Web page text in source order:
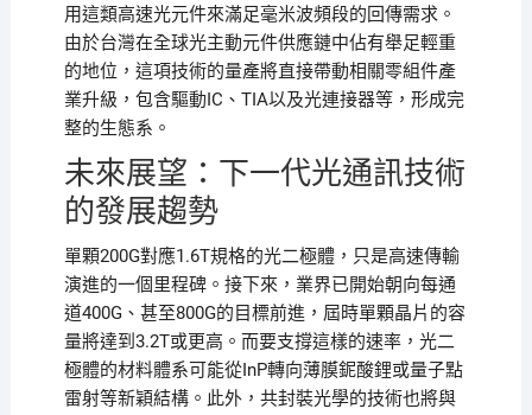
用這類高速光元件來滿足毫米波頻段的回傳需求。
由於台灣在全球光主動元件供應鏈中佔有舉足輕重
的地位，這項技術的量產將直接帶動相關零組件產
業升級，包含驅動IC、TIA以及光連接器等，形成完
整的生態系。
未來展望：下一代光通訊技術
的發展趨勢
單顆200G對應1.6T規格的光二極體，只是高速傳輸
演進的一個里程碑。接下來，業界已開始朝向每通
道400G、甚至800G的目標前進，屆時單顆晶片的容
量將達到3.2T或更高。而要支撐這樣的速率，光二
極體的材料體系可能從InP轉向薄膜鈮酸鋰或量子點
雷射等新穎結構。此外，共封裝光學的技術也將與